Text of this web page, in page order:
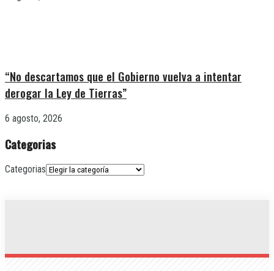
“No descartamos que el Gobierno vuelva a intentar
derogar la Ley de Tierras”
6 agosto, 2026
Categorias
Categorias